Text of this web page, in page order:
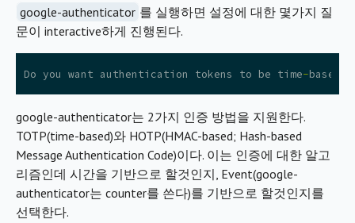
google-authenticator 를 실행하면 설정에 대한 몇가지 질
문이 interactive하게 진행된다.
Do you want authentication tokens to be time-based
google-authenticator는 2가지 인증 방법을 지원한다.
TOTP(time-based)와 HOTP(HMAC-based; Hash-based
Message Authentication Code)이다. 이는 인증에 대한 알고
리즘인데 시간을 기반으로 할것인지, Event(google-
authenticator는 counter를 쓴다)를 기반으로 할것인지를
선택한다.